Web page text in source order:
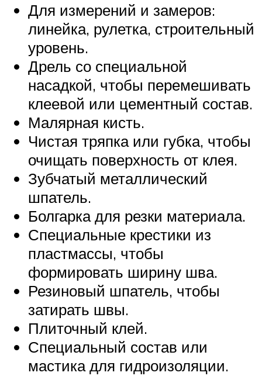
Для измерений и замеров:
линейка, рулетка, строительный
уровень.
Дрель со специальной
насадкой, чтобы перемешивать
клеевой или цементный состав.
Малярная кисть.
Чистая тряпка или губка, чтобы
очищать поверхность от клея.
Зубчатый металлический
шпатель.
Болгарка для резки материала.
Специальные крестики из
пластмассы, чтобы
формировать ширину шва.
Резиновый шпатель, чтобы
затирать швы.
Плиточный клей.
Специальный состав или
мастика для гидроизоляции.